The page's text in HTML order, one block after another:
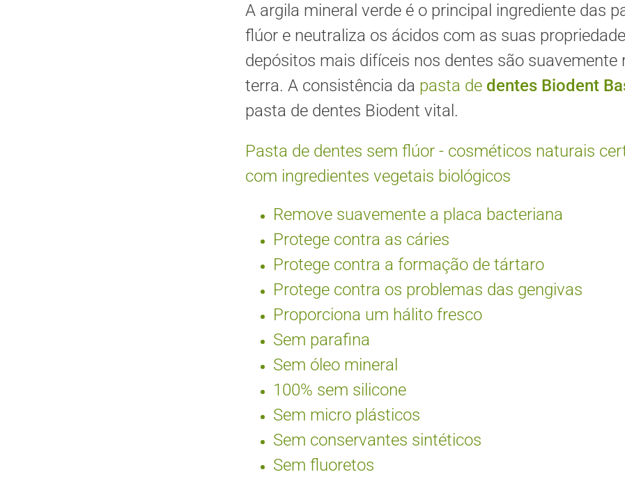
A argila mineral verde é o principal ingrediente das
flúor e neutraliza os ácidos com as suas
depósitos mais difíceis nos dentes são
terra. A consistência da pasta de dentes Biodent
pasta de dentes Biodent vital.
Pasta de dentes sem flúor - cosméticos naturais
com ingredientes vegetais biológicos
Remove suavemente a placa bacteriana
Protege contra as cáries
Protege contra a formação de tártaro
Protege contra os problemas das gengivas
Proporciona um hálito fresco
Sem parafina
Sem óleo mineral
100% sem silicone
Sem micro plásticos
Sem conservantes sintéticos
Sem fluoretos